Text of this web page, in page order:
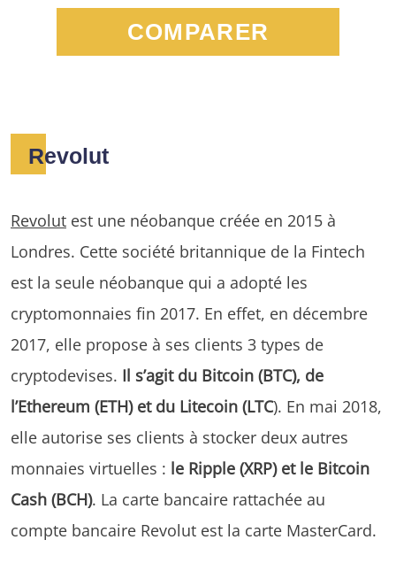
COMPARER
Revolut
Revolut est une néobanque créée en 2015 à
Londres. Cette société britannique de la Fintech
est la seule néobanque qui a adopté les
cryptomonnaies fin 2017. En effet, en décembre
2017, elle propose à ses clients 3 types de
cryptodevises. Il s’agit du Bitcoin (BTC), de
l’Ethereum (ETH) et du Litecoin (LTC). En mai 2018,
elle autorise ses clients à stocker deux autres
monnaies virtuelles : le Ripple (XRP) et le Bitcoin
Cash (BCH). La carte bancaire rattachée au
compte bancaire Revolut est la carte MasterCard.